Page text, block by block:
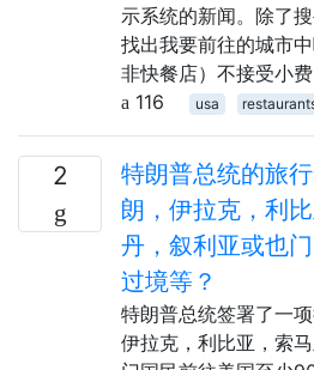
示系统的新闻。除了
找出我要前往的城市
非快餐店）不接受小费
116
usa
2
特朗普总统的旅
朗，伊拉克，利
丹，叙利亚或也
过境等？
特朗普总统签署了一
伊拉克，利比亚，索